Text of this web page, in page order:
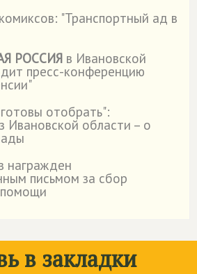
"Транспортный ад в
РОССИЯ в Ивановской
пресс-конференцию
отобрать":
Ивановской области – о
награжден
письмом за сбор
в закладки